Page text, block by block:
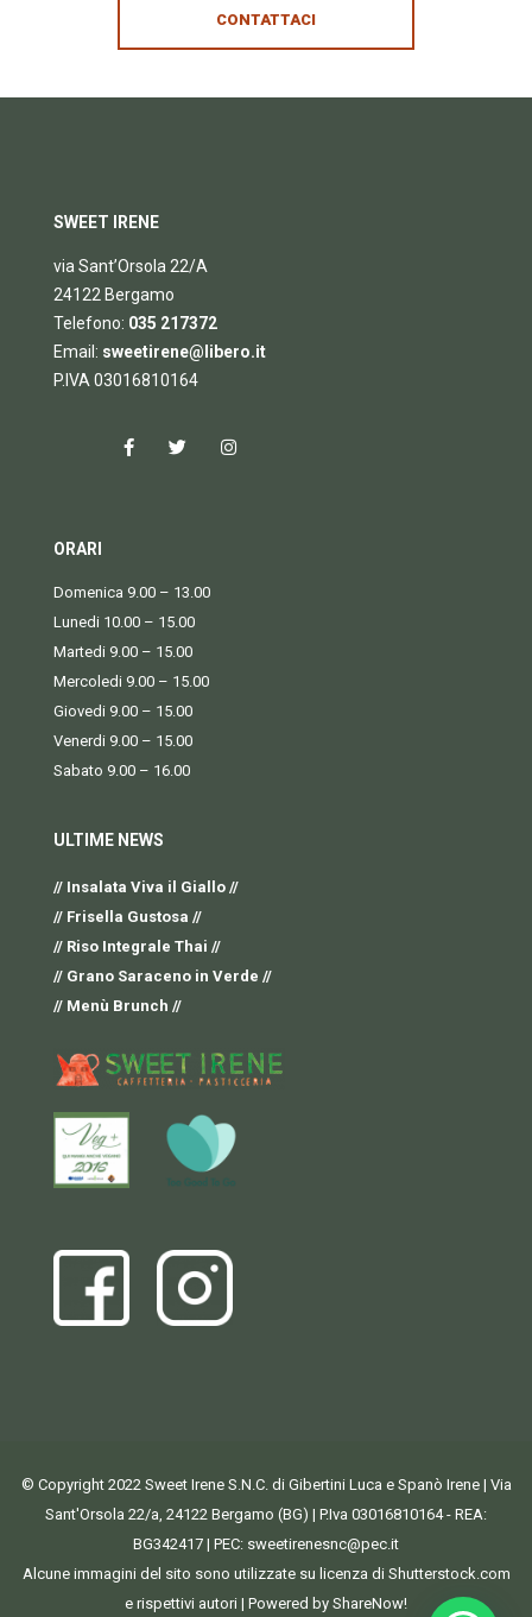
CONTATTACI
SWEET IRENE
via Sant’Orsola 22/A
24122 Bergamo
Telefono: 035 217372
Email: sweetirene@libero.it
P.IVA 03016810164
ORARI
Domenica 9.00 – 13.00
Lunedi 10.00 – 15.00
Martedi 9.00 – 15.00
Mercoledi 9.00 – 15.00
Giovedi 9.00 – 15.00
Venerdi 9.00 – 15.00
Sabato 9.00 – 16.00
ULTIME NEWS
// Insalata Viva il Giallo //
// Frisella Gustosa //
// Riso Integrale Thai //
// Grano Saraceno in Verde //
// Menù Brunch //
© Copyright 2022 Sweet Irene S.N.C. di Gibertini Luca e Spanò Irene | Via
Sant'Orsola 22/a, 24122 Bergamo (BG) | P.Iva 03016810164 - REA:
BG342417 | PEC: sweetirenesnc@pec.it
Alcune immagini del sito sono utilizzate su licenza di Shutterstock.com
e rispettivi autori | Powered by ShareNow!